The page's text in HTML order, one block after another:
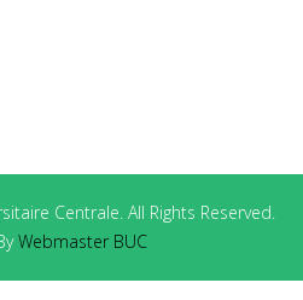
Centrale. All Rights Reserved.
Webmaster BUC